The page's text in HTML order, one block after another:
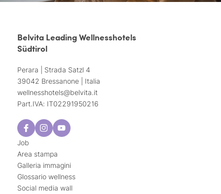
Belvita Leading Wellnesshotels
Südtirol
Perara | Strada Satzl 4
39042 Bressanone | Italia
wellnesshotels@belvita.it
Part.IVA: IT02291950216
Job
Area stampa
Galleria immagini
Glossario wellness
Social media wall